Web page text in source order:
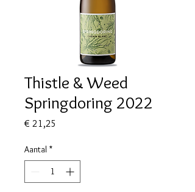
Thistle & Weed
Springdoring 2022
€ 21,25
Aantal *